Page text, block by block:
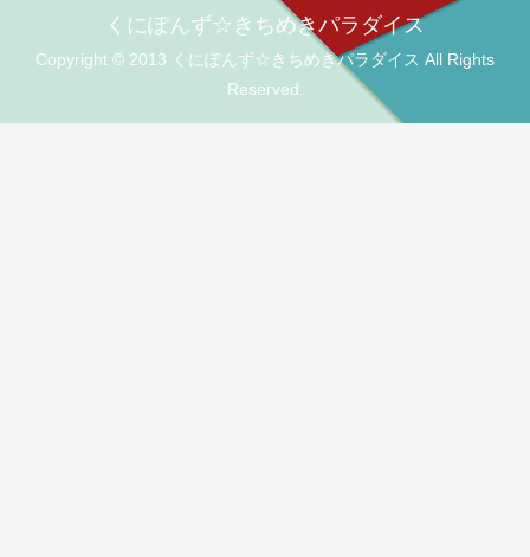
くにぽんず☆きちめきパラダイス
Copyright © 2013 くにぽんず☆きちめきパラダイス All Rights
Reserved.